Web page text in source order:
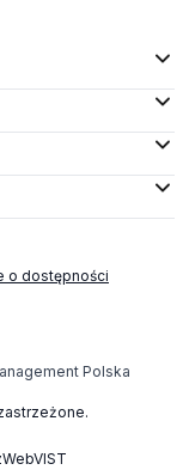
o dostępności
Polska
WebVIST